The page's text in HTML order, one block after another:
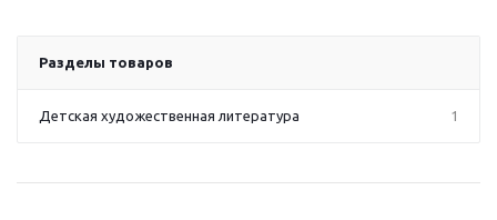
Разделы товаров
Детская художественная литература 1